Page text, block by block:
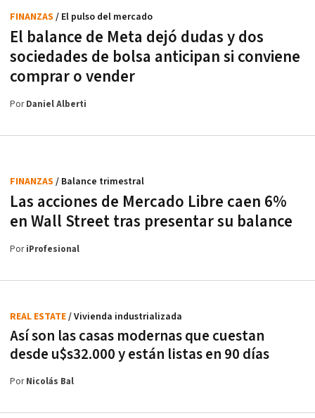
El balance de Meta dejó dudas y dos
sociedades de bolsa anticipan si conviene
comprar o vender
FINANZAS / El pulso del mercado
PorDaniel Alberti
Las acciones de Mercado Libre caen 6%
en Wall Street tras presentar su balance
FINANZAS / Balance trimestral
PoriProfesional
Así son las casas modernas que cuestan
desde u$s32.000 y están listas en 90 días
REAL ESTATE/ Vivienda industrializada
PorNicolás Bal